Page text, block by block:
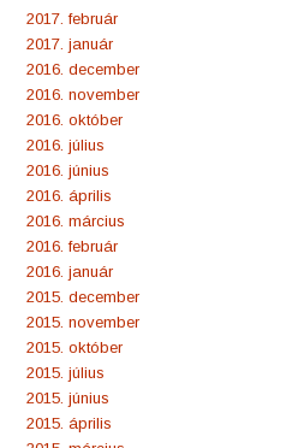
2017. február
2017. január
2016. december
2016. november
2016. október
2016. július
2016. június
2016. április
2016. március
2016. február
2016. január
2015. december
2015. november
2015. október
2015. július
2015. június
2015. április